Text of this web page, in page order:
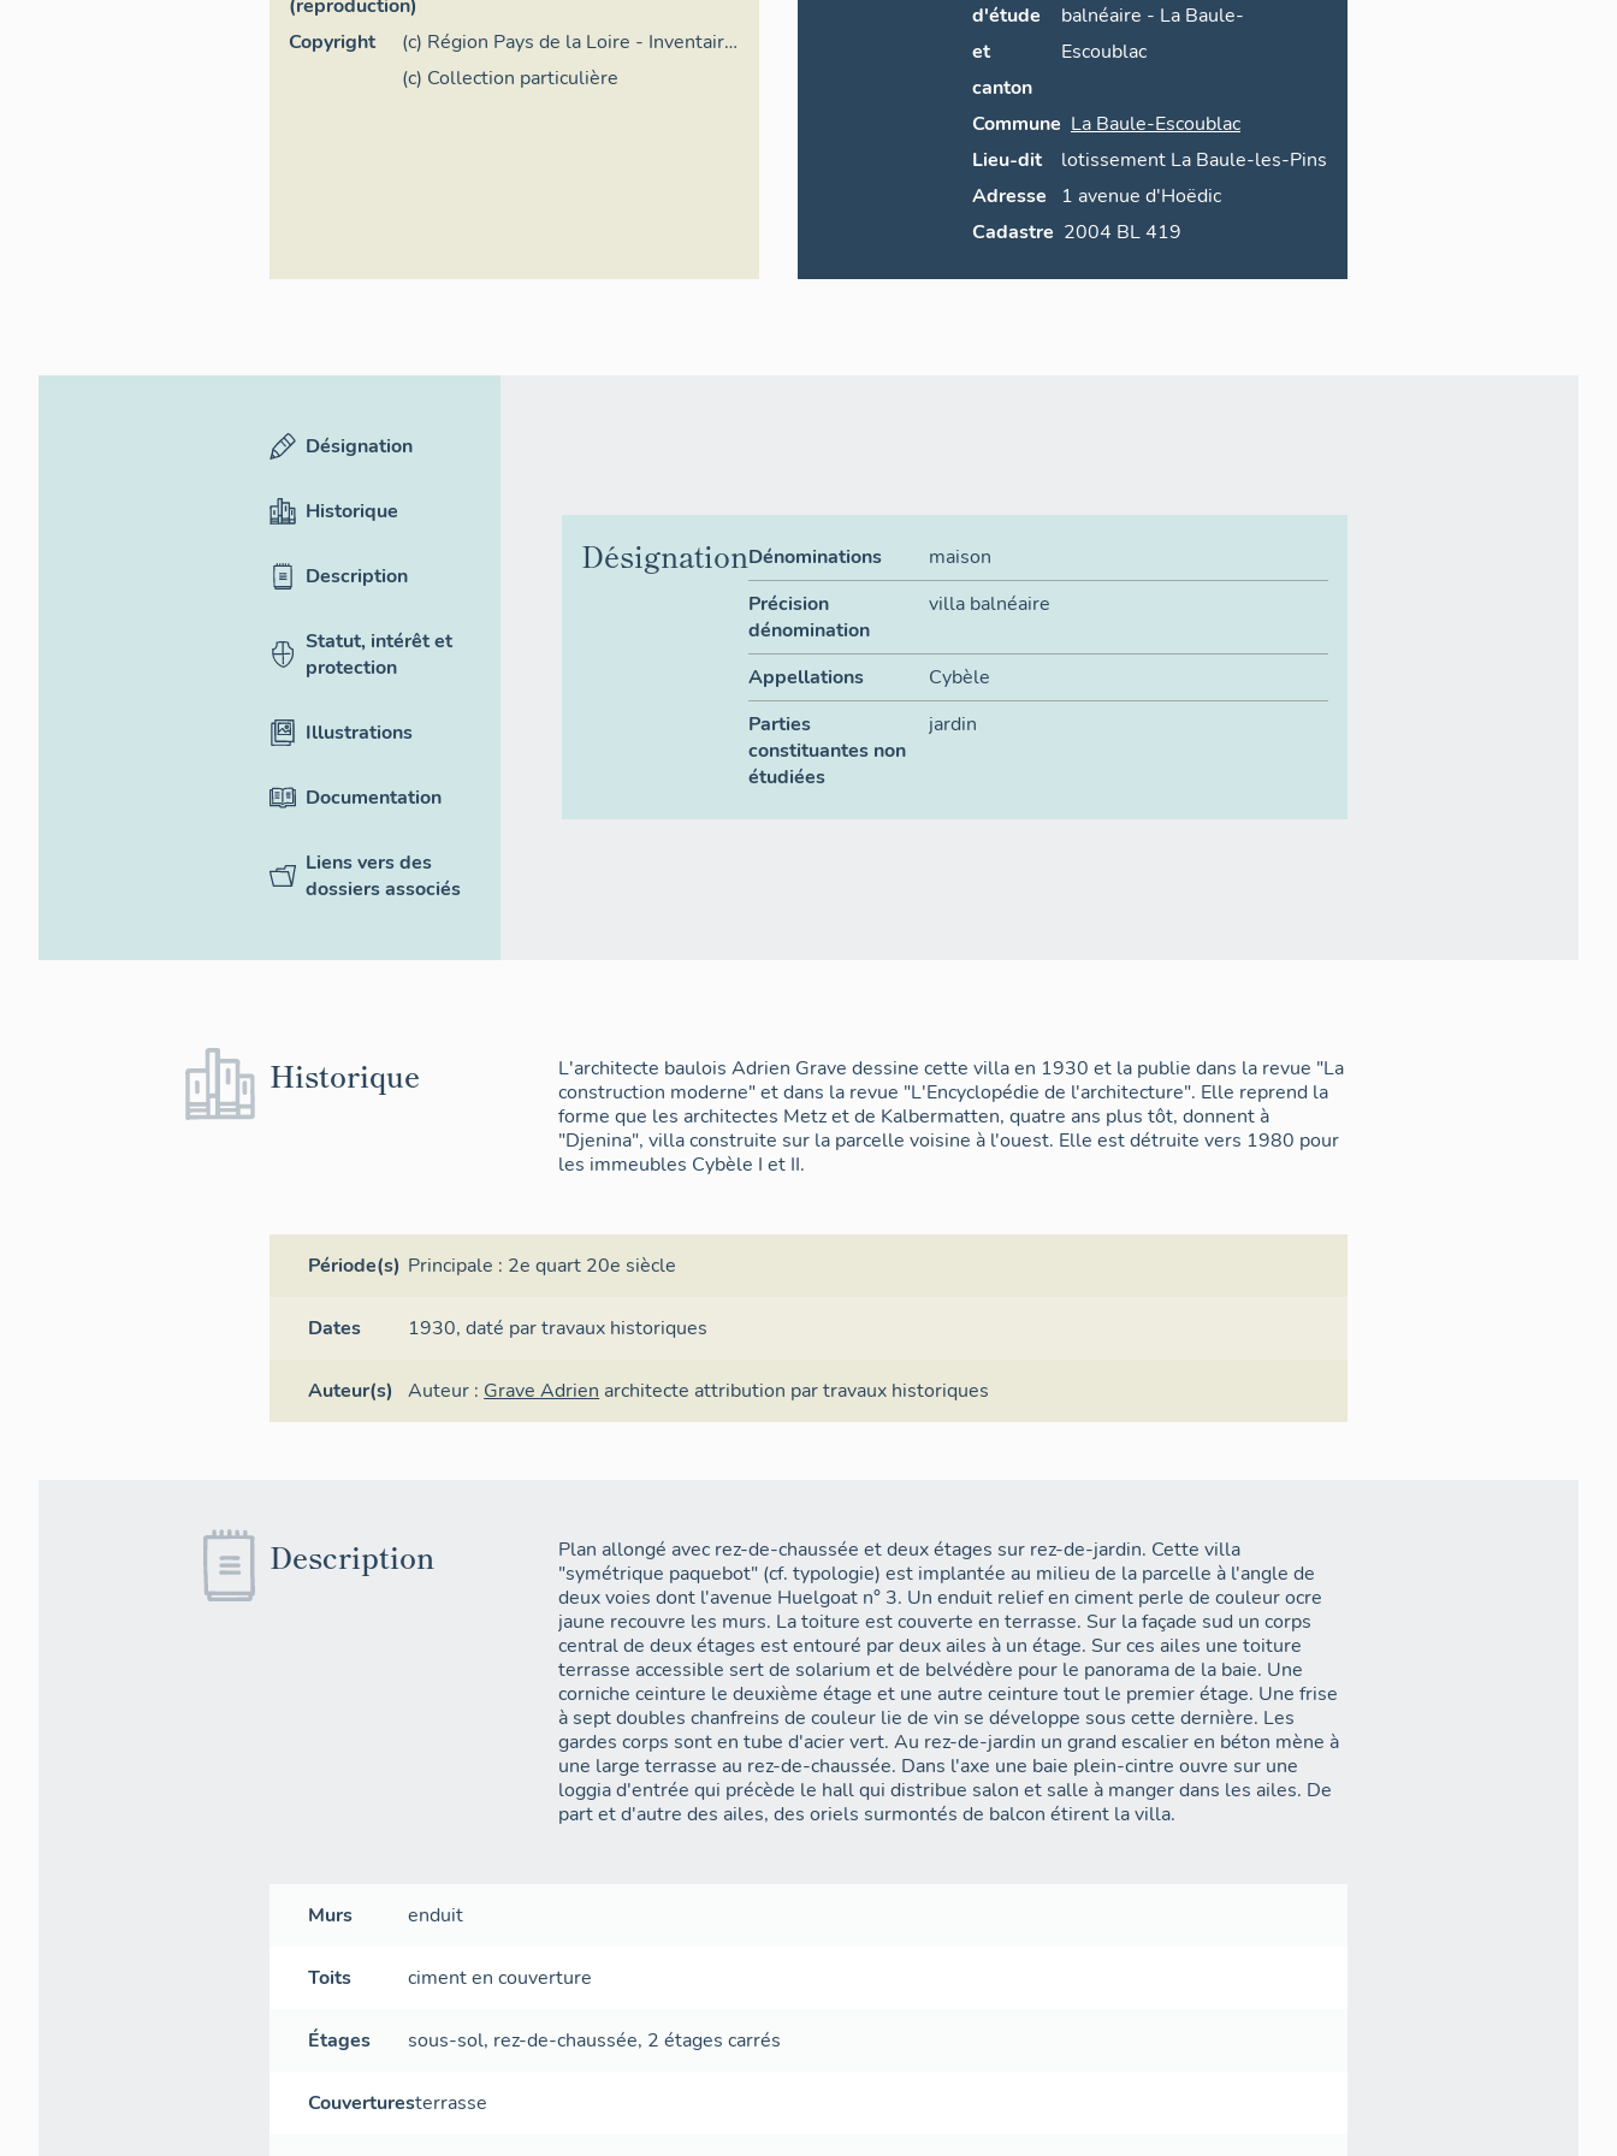
(reproduction)
Copyright
(c) Région Pays de la Loire - Inventaire
général
(c) Collection particulière
d'étude
et
canton
balnéaire - La Baule-
Escoublac
Commune La Baule-Escoublac
Lieu-dit
lotissement La Baule-les-Pins
Adresse
1 avenue d'Hoëdic
Cadastre
2004 BL 419
Désignation
Historique
Description
Statut, intérêt et
protection
Illustrations
Documentation
Liens vers des
dossiers associés
DésignationDénominations
maison
Précision
dénomination
villa balnéaire
Appellations
Cybèle
Parties
constituantes non
étudiées
jardin
Historique
L'architecte baulois Adrien Grave dessine cette villa en 1930 et la publie dans la revue "La
construction moderne" et dans la revue "L'Encyclopédie de l'architecture". Elle reprend la
forme que les architectes Metz et de Kalbermatten, quatre ans plus tôt, donnent à
"Djenina", villa construite sur la parcelle voisine à l'ouest. Elle est détruite vers 1980 pour
les immeubles Cybèle I et II.
Période(s) Principale : 2e quart 20e siècle
Dates 1930,daté par travaux historiques
Auteur(s) Auteur : Grave Adrien architecte attribution par travaux historiques
Description
Plan allongé avec rez-de-chaussée et deux étages sur rez-de-jardin. Cette villa
"symétrique paquebot" (cf. typologie) est implantée au milieu de la parcelle à l'angle de
deux voies dont l'avenue Huelgoat n° 3. Un enduit relief en ciment perle de couleur ocre
jaune recouvre les murs. La toiture est couverte en terrasse. Sur la façade sud un corps
central de deux étages est entouré par deux ailes à un étage. Sur ces ailes une toiture
terrasse accessible sert de solarium et de belvédère pour le panorama de la baie. Une
corniche ceinture le deuxième étage et une autre ceinture tout le premier étage. Une frise
à sept doubles chanfreins de couleur lie de vin se développe sous cette dernière. Les
gardes corps sont en tube d'acier vert. Au rez-de-jardin un grand escalier en béton mène à
une large terrasse au rez-de-chaussée. Dans l'axe une baie plein-cintre ouvre sur une
loggia d'entrée qui précède le hall qui distribue salon et salle à manger dans les ailes. De
part et d'autre des ailes, des oriels surmontés de balcon étirent la villa.
Murs enduit
Toits ciment en couverture
Étages sous-sol, rez-de-chaussée, 2 étages carrés
Couverturesterrasse